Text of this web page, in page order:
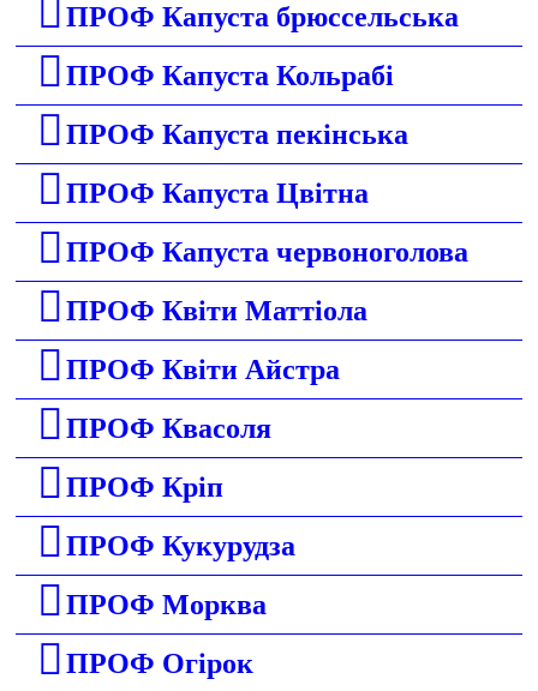
ПРОФ Капуста брюссельська
ПРОФ Капуста Кольрабі
ПРОФ Капуста пекінська
ПРОФ Капуста Цвітна
ПРОФ Капуста червоноголова
ПРОФ Квіти Маттіола
ПРОФ Квіти Айстра
ПРОФ Квасоля
ПРОФ Кріп
ПРОФ Кукурудза
ПРОФ Морква
ПРОФ Огірок